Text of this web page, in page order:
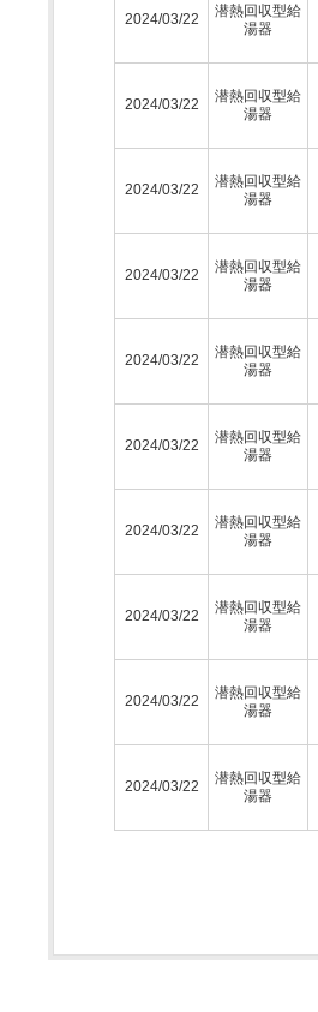
2024/03/22
潜熱回収型給
湯器
2024/03/22
潜熱回収型給
湯器
2024/03/22
潜熱回収型給
湯器
2024/03/22
潜熱回収型給
湯器
2024/03/22
潜熱回収型給
湯器
2024/03/22
潜熱回収型給
湯器
2024/03/22
潜熱回収型給
湯器
2024/03/22
潜熱回収型給
湯器
2024/03/22
潜熱回収型給
湯器
2024/03/22
潜熱回収型給
湯器